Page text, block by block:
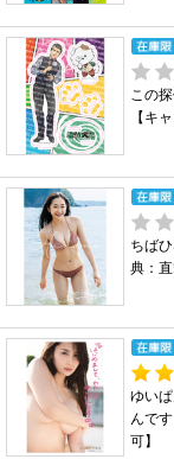
この
【キ
ちば
典：
ゆい
んで
可】